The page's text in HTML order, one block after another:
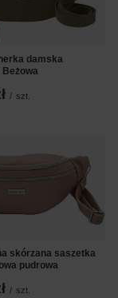
damska
/ szt.
skórzana saszetka
pudrowa
/ szt.